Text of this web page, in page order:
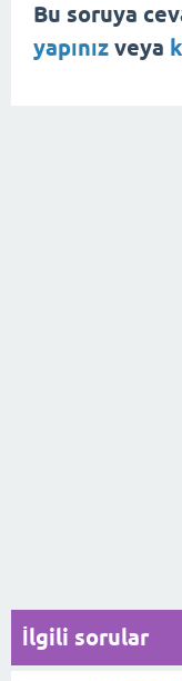
Bu soruya
yapınız veya
İlgili sorular